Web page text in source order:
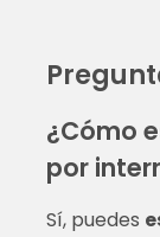
¿Cómo
por
Sí, puedes